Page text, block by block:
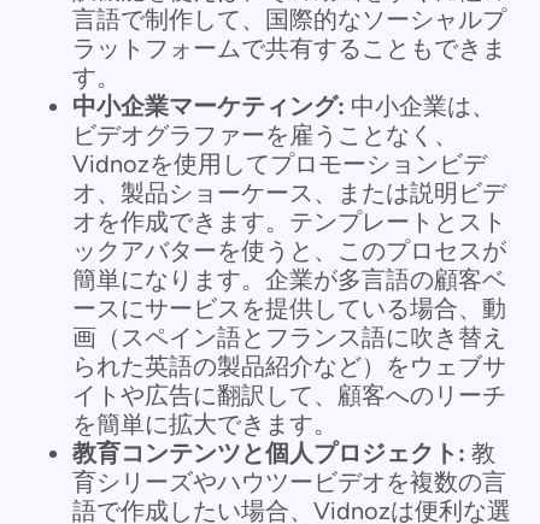
言語で制作して、国際的なソーシャルプ
ラットフォームで共有することもできま
す。
中小企業マーケティング: 中小企業は、
ビデオグラファーを雇うことなく、
Vidnozを使用してプロモーションビデ
オ、製品ショーケース、または説明ビデ
オを作成できます。テンプレートとスト
ックアバターを使うと、このプロセスが
簡単になります。企業が多言語の顧客ベ
ースにサービスを提供している場合、動
画（スペイン語とフランス語に吹き替え
られた英語の製品紹介など）をウェブサ
イトや広告に翻訳して、顧客へのリーチ
を簡単に拡大できます。
教育コンテンツと個人プロジェクト: 教
育シリーズやハウツービデオを複数の言
語で作成したい場合、Vidnozは便利な選